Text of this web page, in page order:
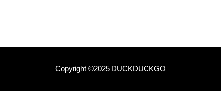
Copyright ©2025 DUCKDUCKGO